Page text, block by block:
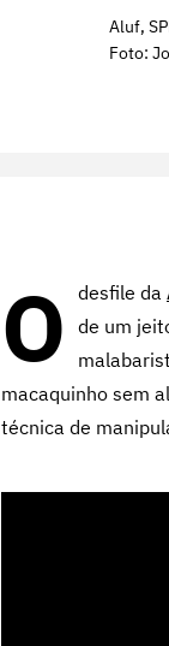
Aluf,
Foto:
O desfile da
de um
macaquinho sem
técnica de